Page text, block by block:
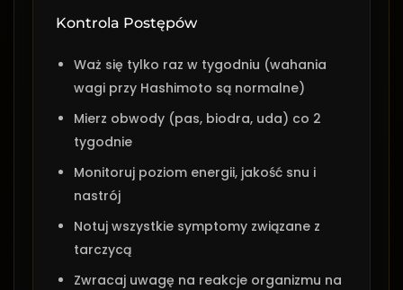
Kontrola Postępów
Waż się tylko raz w tygodniu (wahania
wagi przy Hashimoto są normalne)
Mierz obwody (pas, biodra, uda) co 2
tygodnie
Monitoruj poziom energii, jakość snu i
nastrój
Notuj wszystkie symptomy związane z
tarczycą
Zwracaj uwagę na reakcje organizmu na